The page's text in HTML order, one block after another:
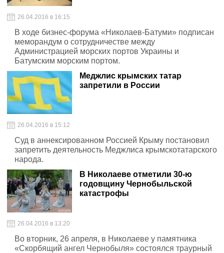
26.04.2016 в 16:15
В ходе бизнес-форума «Николаев-Батуми» подписан
меморандум о сотрудничестве между
Администрацией морских портов Украины и
Батумским морским портом.
Меджлис крымских татар
запретили в России
26.04.2016 в 15:12
Суд в аннексированном Россией Крыму постановил
запретить деятельность Меджлиса крымскотатарского
народа.
В Николаеве отметили 30-ю
годовщину Чернобыльской
катастрофы
26.04.2016 в 13:20
Во вторник, 26 апреля, в Николаеве у памятника
«Скорбящий ангел Чернобыля» состоялся траурный